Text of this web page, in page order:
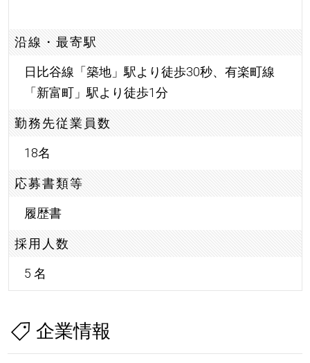
沿線・最寄駅
日比谷線「築地」駅より徒歩30秒、有楽町線
「新富町」駅より徒歩1分
勤務先従業員数
18名
応募書類等
履歴書
採用人数
5 名
企業情報